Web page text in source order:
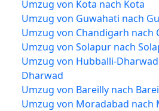
Umzug von Kota nach Kota
Umzug von Guwahati nach
Umzug von Chandigarh nach
Umzug von Solapur nach
Umzug von Hubballi-
Dharwad
Umzug von Bareilly nach
Umzug von Moradabad nach